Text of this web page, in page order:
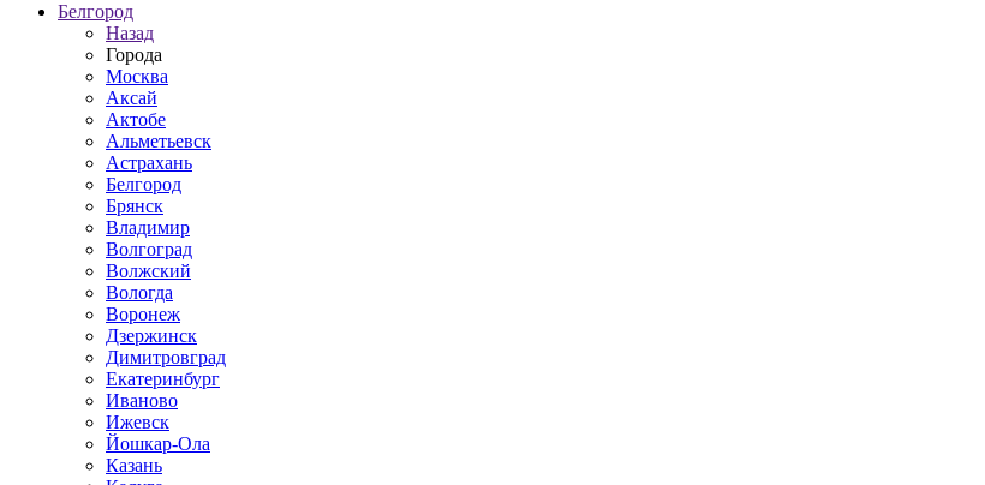
Белгород
Назад
Города
Москва
Аксай
Актобе
Альметьевск
Астрахань
Белгород
Брянск
Владимир
Волгоград
Волжский
Вологда
Воронеж
Дзержинск
Димитровград
Екатеринбург
Иваново
Ижевск
Йошкар-Ола
Казань